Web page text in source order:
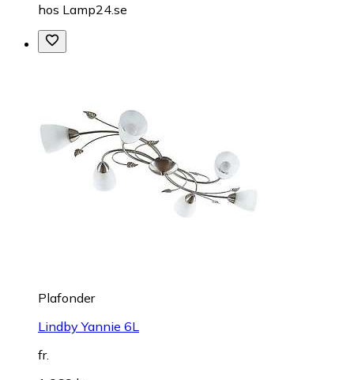
hos Lamp24.se
Plafonder
Lindby Yannie 6L
fr.